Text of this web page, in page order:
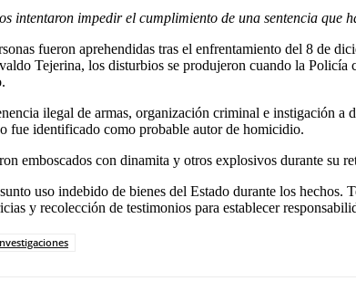
intentaron impedir el cumplimiento de una sentencia que
fueron aprehendidas tras el enfrentamiento del 8 de
Tejerina, los disturbios se produjeron cuando la
ilegal de armas, organización criminal e instigación
fue identificado como probable autor de homicidio.
emboscados con dinamita y otros explosivos durante su
uso indebido de bienes del Estado durante los
y recolección de testimonios para establecer